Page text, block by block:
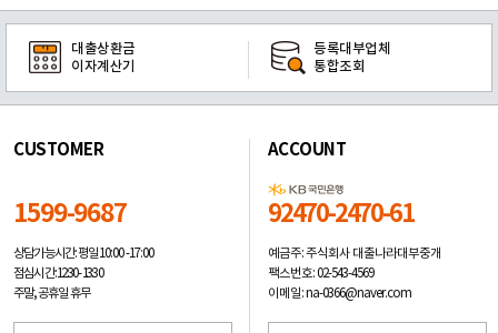
대출상환금
이자계산기
등록대부업체
통합조회
CUSTOMER
1599-9687
상담가능시간: 평일10:00 -17:00
점심시간: 12:30 - 13:30
주말, 공휴일 휴무
ACCOUNT
92470-2470-61
예금주: 주식회사 대출나라대부중개
팩스번호: 02-543-4569
이메일: na-0366@naver.com